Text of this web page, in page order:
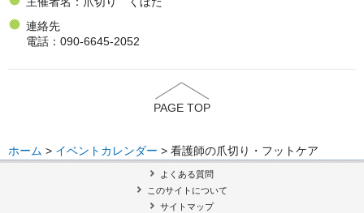
連絡先
電話：090-6645-2052
PAGE TOP
ホーム > イベントカレンダー > 看護師の爪切り・フットケア
よくある質問
このサイトについて
サイトマップ